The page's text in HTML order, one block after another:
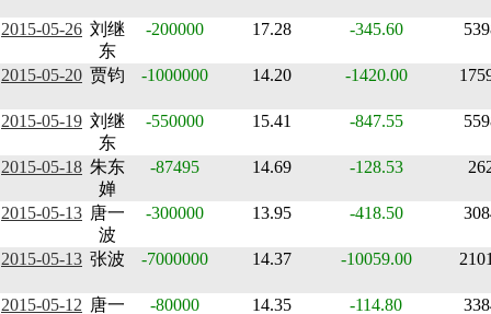
2015-05-26 刘继
东
-200000 17.28 -345.60
2015-05-20 贾钧 -1000000 14.20 -1420.00
2015-05-19 刘继
东
-550000 15.41 -847.55
2015-05-18 朱东
婵
-87495 14.69 -128.53
2015-05-13 唐一
波
-300000 13.95 -418.50
2015-05-13 张波 -7000000 14.37 -10059.00
2015-05-12 唐一
-80000 14.35 -114.80